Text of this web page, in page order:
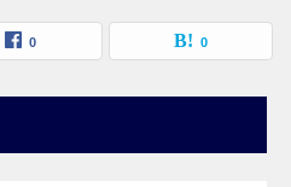
0 0